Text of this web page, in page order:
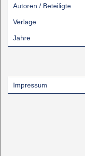
Autoren / Beteiligte
Verlage
Jahre
Impressum